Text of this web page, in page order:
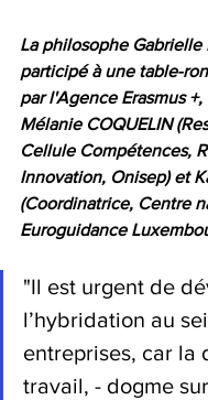
La philosophe Gabrielle
participé à une table-
par l'Agence Erasmus
Mélanie COQUELIN
Cellule Compétences,
Innovation, Onisep) et
(Coordinatrice, Centre
Euroguidance
"Il est urgent de
l’hybridation au
entreprises, car la
travail, - dogme